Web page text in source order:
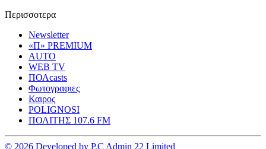
Περισσοτερα
Newsletter
«Π» PREMIUM
AUTO
WEB TV
ΠΟΛcasts
Φωτογραφιες
Καιρος
POLIGNOSI
ΠΟΛΙΤΗΣ 107.6 FM
© 2026 Developed by P.C Admin 22 Limited